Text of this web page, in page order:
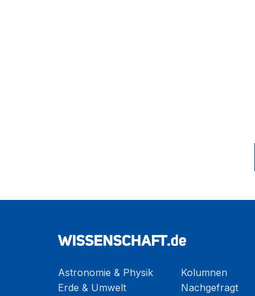
Astronomie & Physik
Erde & Umwelt
Kolumnen
Nachgefragt